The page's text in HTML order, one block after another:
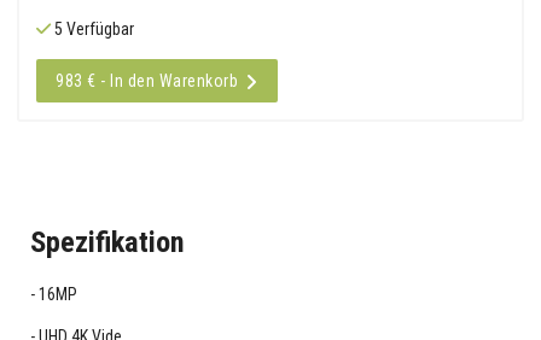
5 Verfügbar
983 € - In den Warenkorb
Spezifikation
16MP